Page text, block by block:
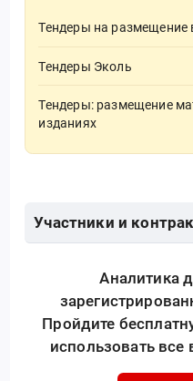
Тендеры на
Тендеры Эколь
Тендеры: размещение
изданиях
Участники и
Аналитика
Пройдите
использовать